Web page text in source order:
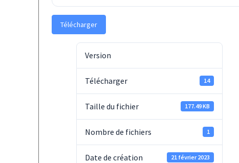
Télécharger
Version
Télécharger 14
Taille du fichier 177.49 KB
Nombre de fichiers 1
Date de création 21 février 2023